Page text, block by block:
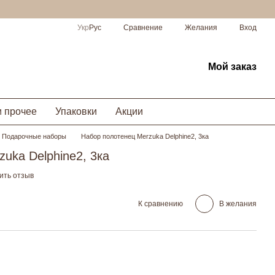
Укр Рус Сравнение Желания Вход
Мой заказ
прочее Упаковки Акции
Подарочные наборы Набор полотенец Merzuka Delphine2, 3ка
Delphine2, 3ка
отзыв
К сравнению В желания